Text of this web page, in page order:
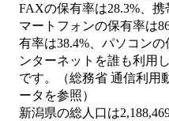
FAXの保有率は28.3%、
マートフォンの保有率は
有率は38.4%、パソコン
ンターネットを誰も利用
です。（総務省 通信利用
ータを参照）
新潟県の総人口は